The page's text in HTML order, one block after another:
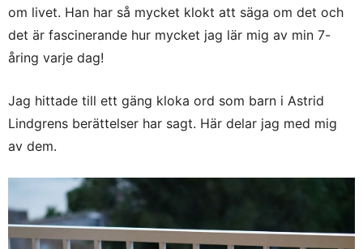
om livet. Han har så mycket klokt att säga om det och
det är fascinerande hur mycket jag lär mig av min 7-
åring varje dag!
Jag hittade till ett gäng kloka ord som barn i Astrid
Lindgrens berättelser har sagt. Här delar jag med mig
av dem.